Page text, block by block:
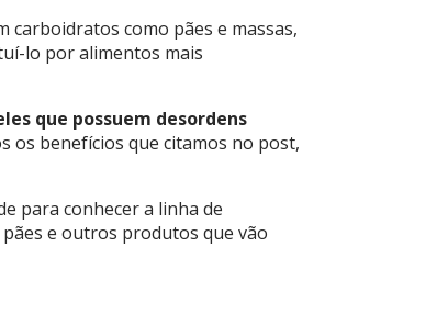
como pães e massas,
lo por alimentos mais
que possuem desordens
os benefícios que citamos no post,
para conhecer a linha de
e outros produtos que vão